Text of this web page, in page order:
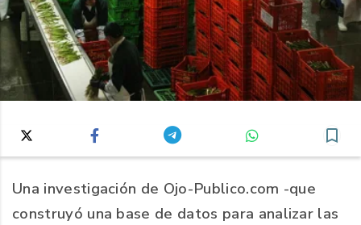
Una investigación de Ojo-Publico.com -que
construyó una base de datos para analizar las